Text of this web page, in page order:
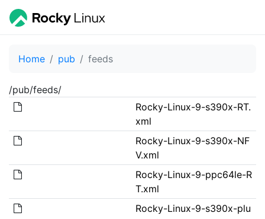
Home pub feeds
/pub/feeds/
Rocky-Linux-9-s390x-RT.
xml
Rocky-Linux-9-s390x-NF
V.xml
Rocky-Linux-9-ppc64le-R
T.xml
Rocky-Linux-9-s390x-plu